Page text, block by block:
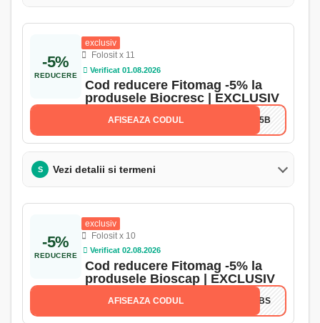
-5%
REDUCERE
Verificat 01.08.2026
exclusiv
Folosit x 11
Cod reducere Fitomag -5% la
produsele Biocresc | EXCLUSIV
AFISEAZA CODUL ON5B
S Vezi detalii si termeni
-5%
REDUCERE
Verificat 02.08.2026
exclusiv
Folosit x 10
Cod reducere Fitomag -5% la
produsele Bioscap | EXCLUSIV
AFISEAZA CODUL N5BS